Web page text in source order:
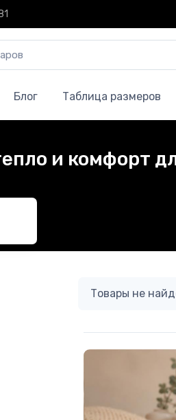
Блог Таблица размеров
и комфорт
Товары не